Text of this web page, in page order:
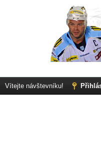
Vítejte návštevníku!